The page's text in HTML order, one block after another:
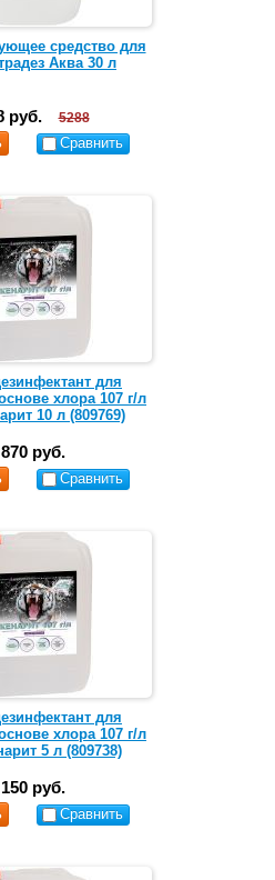
средство для
Аква 30 л
руб.
5288
Сравнить
для
хлора 107 г/л
10 л (809769)
руб.
Сравнить
для
хлора 107 г/л
5 л (809738)
руб.
Сравнить